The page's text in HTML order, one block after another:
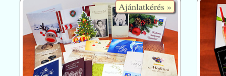
Ajánlatkérés »